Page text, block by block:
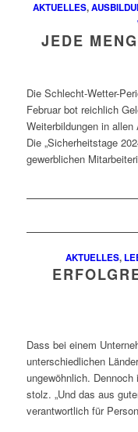
AKTUELLES,
JEDE
Die Schlecht-Wetter-
Februar bot reichlich
Weiterbildungen in
Die „Sicherheitstage
gewerblichen
AKTUELLES,
Dass bei einem
unterschiedlichen
ungewöhnlich. Dennoch
stolz. „Und das aus
verantwortlich für